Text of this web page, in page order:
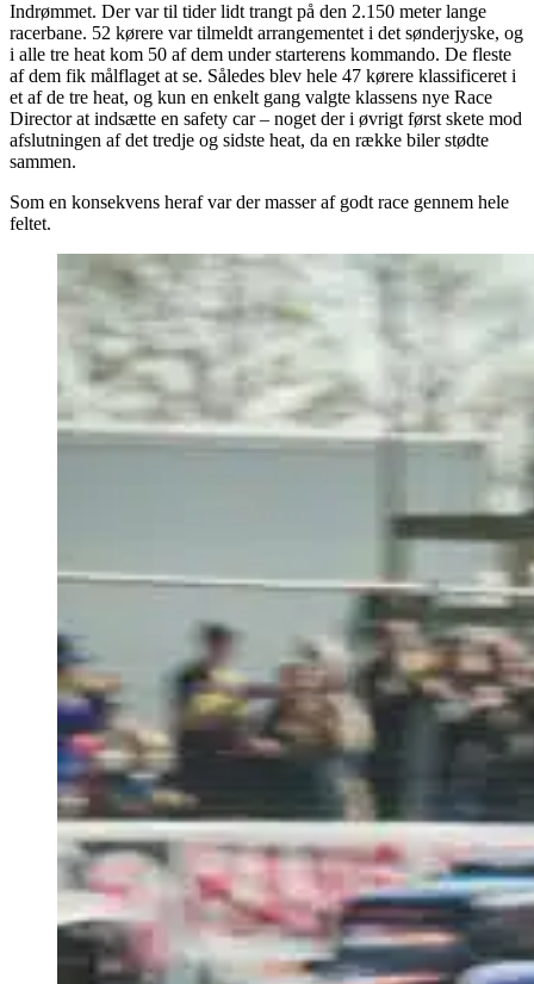
Indrømmet. Der var til tider lidt trangt på den 2.150 meter lange
racerbane. 52 kørere var tilmeldt arrangementet i det sønderjyske, og
i alle tre heat kom 50 af dem under starterens kommando. De fleste
af dem fik målflaget at se. Således blev hele 47 kørere klassificeret i
et af de tre heat, og kun en enkelt gang valgte klassens nye Race
Director at indsætte en safety car – noget der i øvrigt først skete mod
afslutningen af det tredje og sidste heat, da en række biler stødte
sammen.
Som en konsekvens heraf var der masser af godt race gennem hele
feltet.